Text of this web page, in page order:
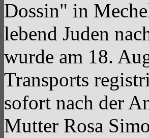
Dossin" in
lebend Juden
wurde am 18.
Transports
sofort nach der
Mutter Rosa